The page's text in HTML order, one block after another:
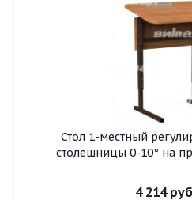
Стол 1-местный
столешницы 0-10° на
4 214